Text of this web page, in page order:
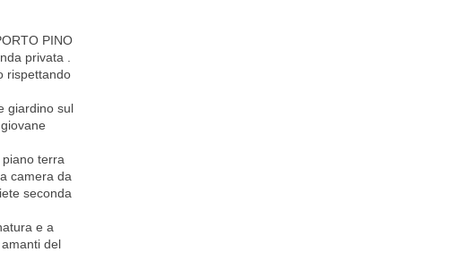
PINO
privata .
rispettando
giardino sul
terra
camera da
seconda
e a
del